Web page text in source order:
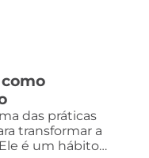
das práticas
transformar a
é um hábito…